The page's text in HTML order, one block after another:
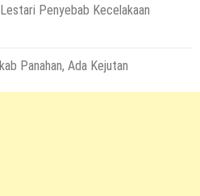
Penyebab Kecelakaan
Panahan, Ada Kejutan